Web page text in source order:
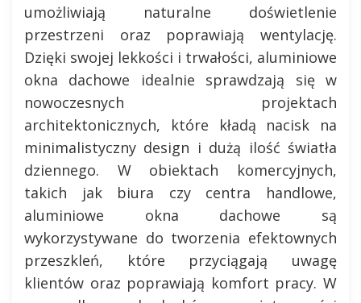
umożliwiają naturalne doświetlenie
przestrzeni oraz poprawiają wentylację.
Dzięki swojej lekkości i trwałości, aluminiowe
okna dachowe idealnie sprawdzają się w
nowoczesnych projektach
architektonicznych, które kładą nacisk na
minimalistyczny design i dużą ilość światła
dziennego. W obiektach komercyjnych,
takich jak biura czy centra handlowe,
aluminiowe okna dachowe są
wykorzystywane do tworzenia efektownych
przeszkleń, które przyciągają uwagę
klientów oraz poprawiają komfort pracy. W